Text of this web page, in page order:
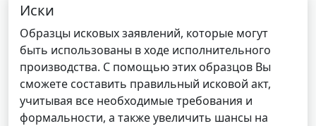
Иски
Образцы исковых заявлений, которые могут
быть использованы в ходе исполнительного
производства. С помощью этих образцов Вы
сможете составить правильный исковой акт,
учитывая все необходимые требования и
формальности, а также увеличить шансы на